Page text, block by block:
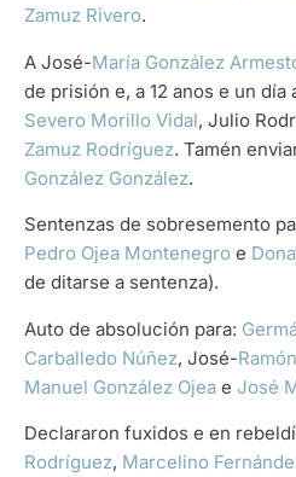
Zamuz Rivero.
A José-María González
de prisión e, a 12 anos e un día
Severo Morillo Vidal, Julio
Zamuz Rodríguez. Tamén
González González.
Sentenzas de sobresemento
Pedro Ojea Montenegro e
de ditarse a sentenza).
Auto de absolución para:
Carballedo Núñez, José-
Manuel González Ojea e José
Declararon fuxidos e en
Rodríguez, Marcelino